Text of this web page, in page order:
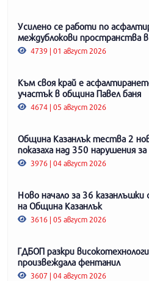
Усилено се работи по
междублокови пространства в
4739 | 01 август 2026
Към своя край е
участък в община Павел баня
4674 | 05 август 2026
Община Казанлък тества 2
показаха над 350 нарушения
3976 | 04 август 2026
Ново начало за 36
на Община Казанлък
3616 | 05 август 2026
ГДБОП разкри
произвеждала фентанил
3607 | 04 август 2026